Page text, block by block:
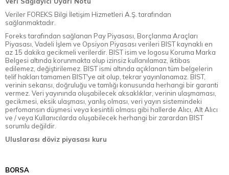
Veriler FOREKS Bilgi İletişim Hizmetleri A.Ş. tarafından
sağlanmaktadır.
Foreks tarafından sağlanan Pay Piyasası, Borçlanma Araçları
Piyasası, Vadeli İşlem ve Opsiyon Piyasası verileri BIST kaynaklı en
az 15 dakika gecikmeli verilerdir. BIST isim ve logosu Koruma Marka
Belgesi altında korunmakta olup izinsiz kullanılamaz, iktibas
edilemez, değiştirilemez. BIST ismi altında açıklanan tüm belgelerin
telif hakları tamamen BIST'ye ait olup, tekrar yayınlanamaz. BIST,
verinin sekansı, doğruluğu ve tamlığı konusunda herhangi bir garanti
vermez. Veri yayınında oluşabilecek aksaklıklar, verinin ulaşmaması,
gecikmesi, eksik ulaşması, yanlış olması, veri yayın sistemindeki
perfomansın düşmesi veya kesintili olması gibi hallerde Alıcı, Alt Alıcı
ve / veya Kullanıcılarda oluşabilecek herhangi bir zarardan BIST
sorumlu değildir.
Uluslarası döviz piyasası kuru
BORSA